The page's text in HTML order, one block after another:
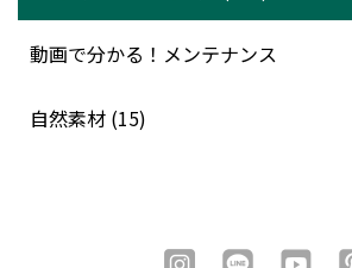
動画で分かる！メンテナンス
自然素材 (15)